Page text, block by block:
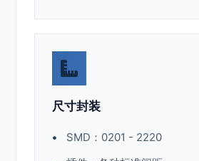
尺寸封装
SMD：0201 - 2220